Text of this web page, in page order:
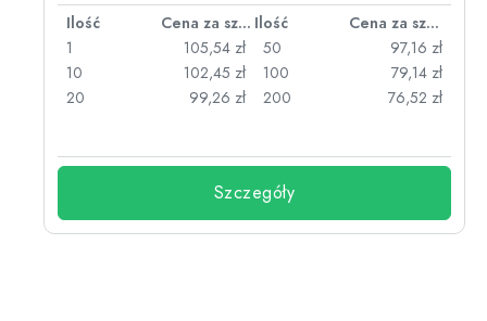
Ilość Cena za sztukę Ilość
Cena za sztukę
1
105,54 zł
10
102,45 zł
20
99,26 zł
50
97,16 zł
100
79,14 zł
200
76,52 zł
Szczegóły